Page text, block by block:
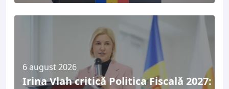
6 august 2026
Irina Vlah critică Politica Fiscală 2027: